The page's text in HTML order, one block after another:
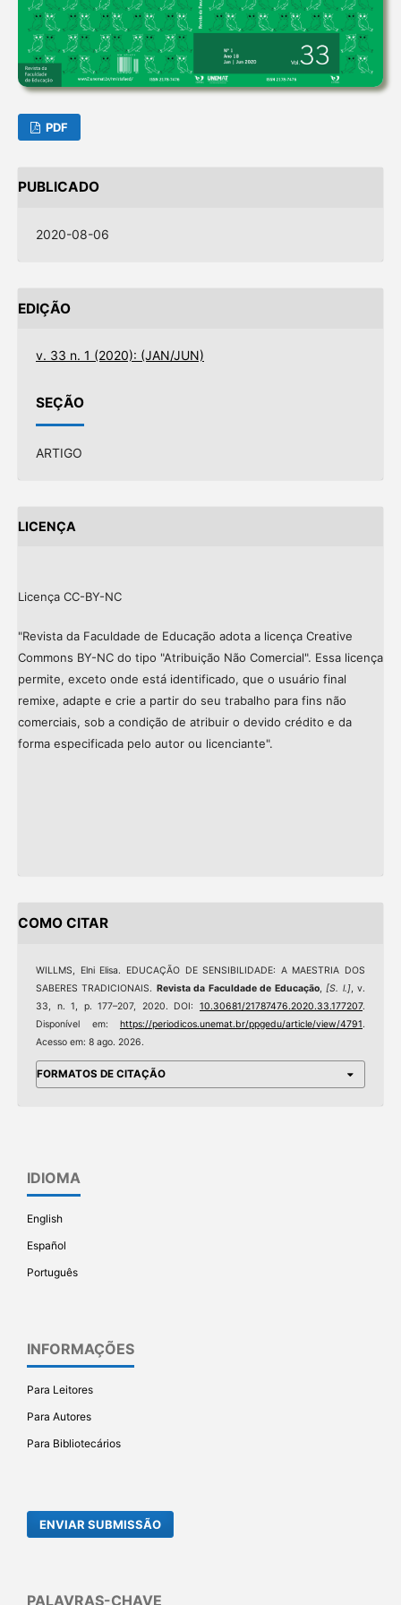
PDF
PUBLICADO
2020-08-06
EDIÇÃO
v. 33 n. 1 (2020): (JAN/JUN)
SEÇÃO
ARTIGO
LICENÇA
Licença CC-BY-NC
"Revista da Faculdade de Educação adota a licença Creative
Commons BY-NC do tipo "Atribuição Não Comercial". Essa licença
permite, exceto onde está identificado, que o usuário final
remixe, adapte e crie a partir do seu trabalho para fins não
comerciais, sob a condição de atribuir o devido crédito e da
forma especificada pelo autor ou licenciante".
COMO CITAR
WILLMS, Elni Elisa. EDUCAÇÃO DE SENSIBILIDADE: A MAESTRIA DOS
SABERES TRADICIONAIS. Revista da Faculdade de Educação, [S. l.], v.
33, n. 1, p. 177–207, 2020. DOI:10.30681/21787476.2020.33.177207.
Disponível em:https://periodicos.unemat.br/ppgedu/article/view/4791.
Acesso em: 8 ago. 2026.
FORMATOS DE CITAÇÃO
IDIOMA
English
Español
Português
INFORMAÇÕES
Para Leitores
Para Autores
Para Bibliotecários
ENVIAR SUBMISSÃO
PALAVRAS-CHAVE